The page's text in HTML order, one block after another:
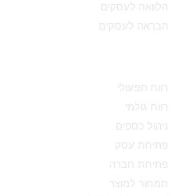
הלוואה לעסקים
הבראה לעסקים
רווח תפעולי
רווח גולמי
ניהול כספים
פתיחת עסק
פתיחת חברה
תמחור למוצר